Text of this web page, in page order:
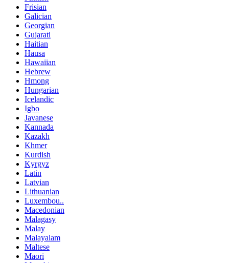
Frisian
Galician
Georgian
Gujarati
Haitian
Hausa
Hawaiian
Hebrew
Hmong
Hungarian
Icelandic
Igbo
Javanese
Kannada
Kazakh
Khmer
Kurdish
Kyrgyz
Latin
Latvian
Lithuanian
Luxembou..
Macedonian
Malagasy
Malay
Malayalam
Maltese
Maori